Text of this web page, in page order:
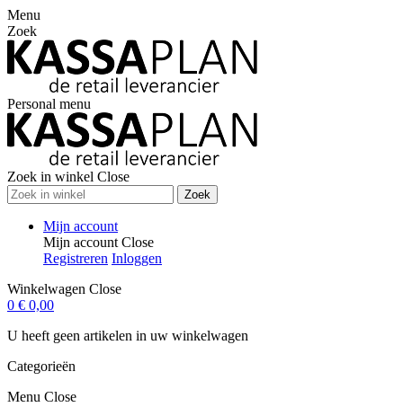
Menu
Zoek
Personal menu
Zoek in winkel Close
Zoek
Mijn account
Mijn account Close
Registreren Inloggen
Winkelwagen Close
0 € 0,00
U heeft geen artikelen in uw winkelwagen
Categorieën
Menu Close